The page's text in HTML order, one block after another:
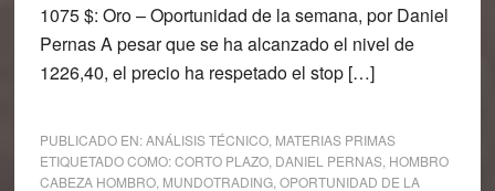
1075 $: Oro – Oportunidad de la semana, por Daniel
Pernas A pesar que se ha alcanzado el nivel de
1226,40, el precio ha respetado el stop […]
PUBLICADO EN:ANÁLISIS TÉCNICO, MATERIAS PRIMAS
ETIQUETADO COMO:CORTO PLAZO, DANIEL PERNAS, HOMBRO
CABEZA HOMBRO, MUNDOTRADING, OPORTUNIDAD DE LA